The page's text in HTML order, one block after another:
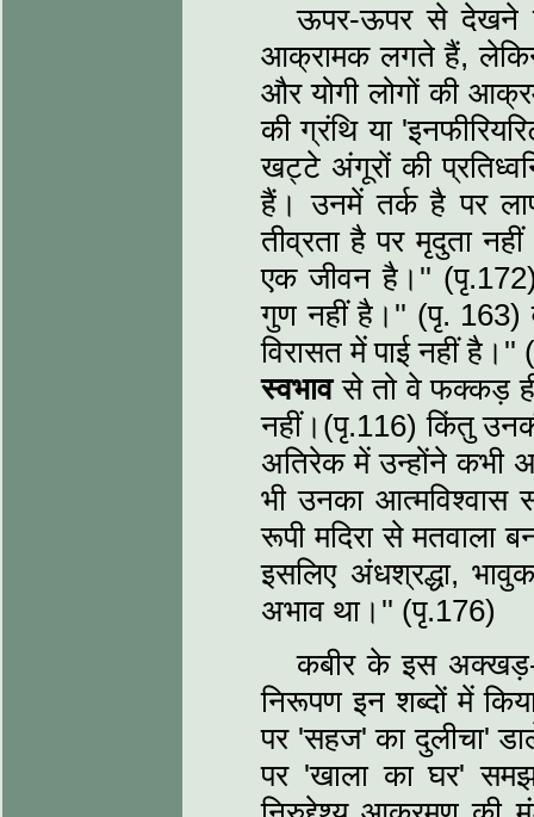
ऊपर-ऊपर से देखने
आक्रामक लगते हैं, लेकिन
और योगी लोगों की
की ग्रंथि या
खट्टे अंगूरों की
हैं। उनमें तर्क है पर
तीव्रता है पर मृदुता
एक जीवन है।'' (पृ.172)
गुण नहीं है।'' (पृ. 163)
विरासत में पाई नहीं
स्‍वभावसे तो वे फक्‍कड़
नहीं।(पृ.116) किंतु
अतिरेक में उन्‍होंने कभी
भी उनका आत्‍मविश्‍वास
रूपी मदिरा से मतवाला
इसलिए अंधश्रद्धा,
अभाव था।'' (पृ.176)
कबीर के इस अक्‍खड़-
निरूपण इन शब्‍दों में
पर 'सहज' का दुलीचा'
पर 'खाला का घर'